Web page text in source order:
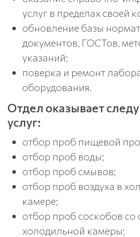
услуг в пределах своей
обновление базы
документов, ГОСТов,
указаний;
поверка и ремонт
оборудования.
Отдел оказывает
услуг:
отбор проб пищевой
отбор проб воды;
отбор проб смывов;
отбор проб воздуха в
камере;
отбор проб соскобов со
холодильной камеры;